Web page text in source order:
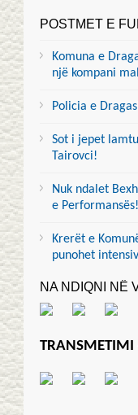
POSTMET E
Komuna e
një kompani
Policia e
Sot i jepet
Tairovci!
Nuk ndalet
e Performansës!
Krerët e
punohet
NA NDIQNI NË
TRANSMETIMI